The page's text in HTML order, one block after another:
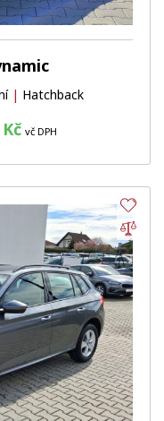
| Hatchback
vč DPH